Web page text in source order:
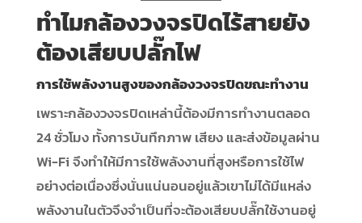
ทำไมกล้องวงจรปิดไร้สายยัง
ต้องเสียบปลั๊กไฟ
การใช้พลังงานสูงของกล้องวงจรปิดขณะทำงาน
เพราะกล้องวงจรปิดเหล่านี้ต้องมีการทำงานตลอด
24 ชั่วโมง ทั้งการบันทึกภาพ เสียง และส่งข้อมูลผ่าน
Wi-Fi จึงทำให้มีการใช้พลังงานที่สูงหรือการใช้ไฟ
อย่างต่อเนื่องซึ่งนั่นแน่นอนอยู่แล้วเขาไม่ได้มีแหล่ง
พลังงานในตัวจึงจำเป็นที่จะต้องเสียบปลั๊กใช้งานอยู่